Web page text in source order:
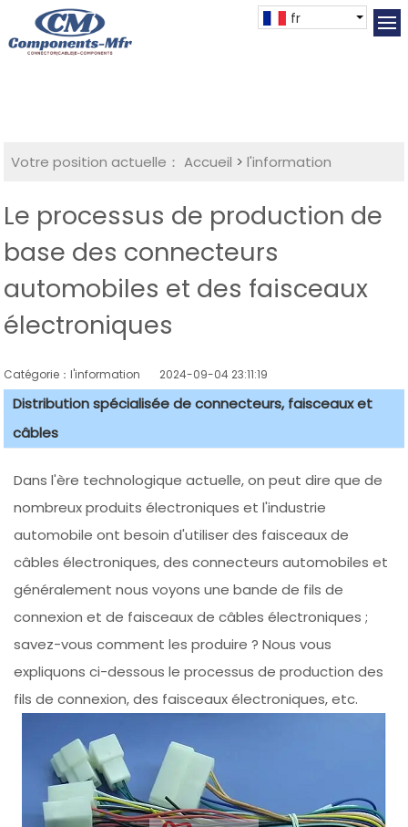
fr
Votre position actuelle： Accueil >l'information
Le processus de production de
base des connecteurs
automobiles et des faisceaux
électroniques
Catégorie：l'information 2024-09-04 23:11:19
Distribution spécialisée de connecteurs, faisceaux et
câbles
Dans l'ère technologique actuelle, on peut dire que de
nombreux produits électroniques et l'industrie
automobile ont besoin d'utiliser des faisceaux de
câbles électroniques, des connecteurs automobiles et
généralement nous voyons une bande de fils de
connexion et de faisceaux de câbles électroniques ;
savez-vous comment les produire ? Nous vous
expliquons ci-dessous le processus de production des
fils de connexion, des faisceaux électroniques, etc.